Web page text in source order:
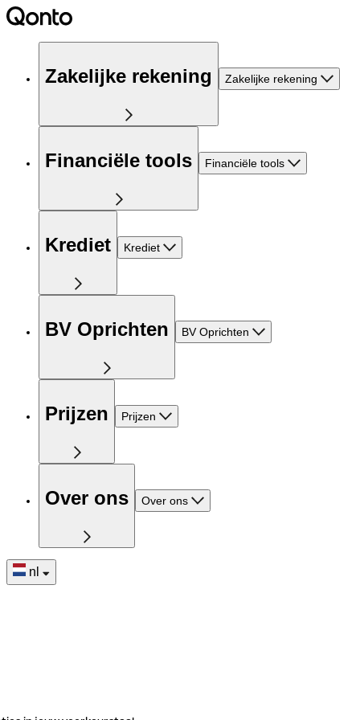
Zakelijke rekening Zakelijke rekening
Financiële tools Financiële tools
Krediet Krediet
BV Oprichten BV Oprichten
Prijzen Prijzen
Over ons Over ons
nl